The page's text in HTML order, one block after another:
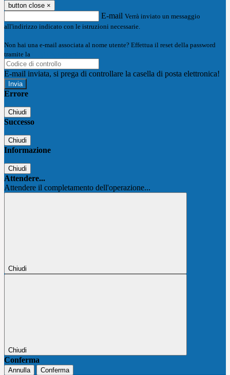
button close ×
E-mail Verrà inviato un messaggio
all'indirizzo indicato con le istruzioni necessarie.
Non hai una e-mail associata al nome utente? Effettua il reset della password
tramite la
E-mail inviata, si prega di controllare la casella di posta elettronica!
Errore
Chiudi
Successo
Chiudi
Informazione
Chiudi
Attendere...
Attendere il completamento dell'operazione...
Chiudi
Chiudi
Conferma
Annulla Conferma